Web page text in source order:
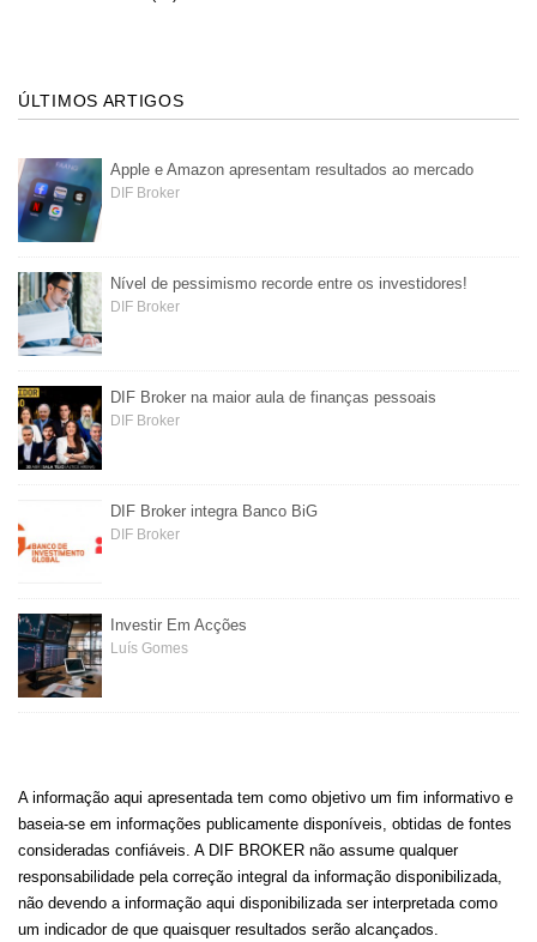
ÚLTIMOS ARTIGOS
Apple e Amazon apresentam resultados ao mercado
DIF Broker
Nível de pessimismo recorde entre os investidores!
DIF Broker
DIF Broker na maior aula de finanças pessoais
DIF Broker
DIF Broker integra Banco BiG
DIF Broker
Investir Em Acções
Luís Gomes
A informação aqui apresentada tem como objetivo um fim informativo e
baseia-se em informações publicamente disponíveis, obtidas de fontes
consideradas confiáveis. A DIF BROKER não assume qualquer
responsabilidade pela correção integral da informação disponibilizada,
não devendo a informação aqui disponibilizada ser interpretada como
um indicador de que quaisquer resultados serão alcançados.